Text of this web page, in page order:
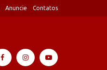
Anuncie Contatos